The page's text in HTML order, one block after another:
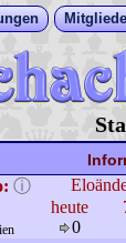
ⓘ
heute
0